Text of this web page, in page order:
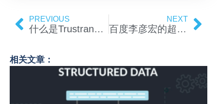
PREVIOUS
什么是Trustrank算法
NEXT
百度李彦宏的超链接分析专利
相关文章：